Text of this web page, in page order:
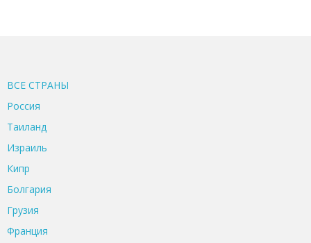
ВСЕ CТРАНЫ
Россия
Таиланд
Израиль
Кипр
Болгария
Грузия
Франция